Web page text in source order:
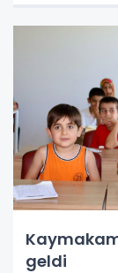
geldi